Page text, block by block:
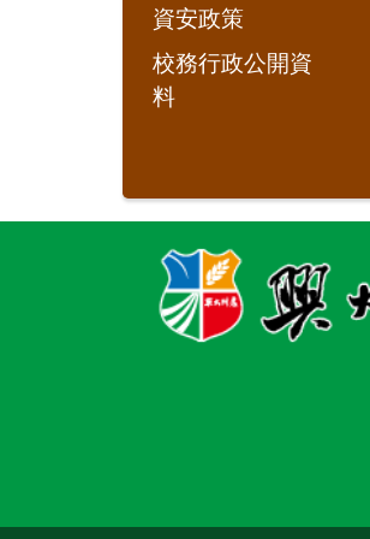
資安政策
校務行政公開資
料